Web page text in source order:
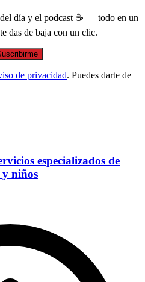
día y el podcast ☕ — todo en un
das de baja con un clic.
de privacidad. Puedes darte de
especializados de
niños